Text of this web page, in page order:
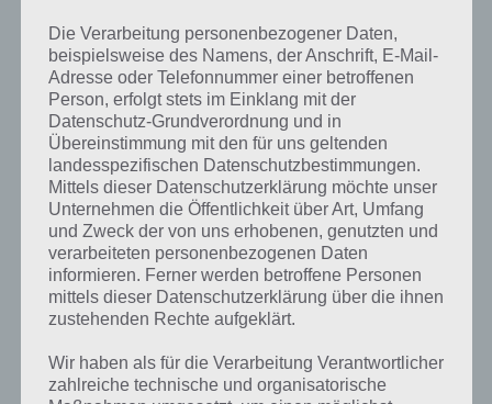
Während man in der einen Spielekategorie wie bei Flow Free zwei
Punkte gleicher Farbe verbinden muss, so gibt es eine Kategorie, wo
man Seile spannen muss, um so Kästchen zu bilden, wo jeweils ein
gelber und roter Ball sich befinden sollen. Oder eine Kategorie, wo
man geometrische Formen so platzieren muss, dass die Figur
ausgefüllt wird.
Man merkt schon die Aufgaben sind sehr unterschiedlich. Während
man einzelne Aufgaben bereits kennt, so gibt es zahlreiche
unbekannte Aufgaben. Was mich vor allem beeindruckt hat, ist die
Schwierigkeit der Level. Schnell man in 4 Stunden lösen ist nicht
möglich. So kommt man sicher auf eine Spielzeit von weit mehr als
24 Stunden, wenn man wirklich gänzlich auf eine Lösung verzichtet.
Fazit: Kaufempfehlung für The Curse
Die Verarbeitung personenbezogener Daten,
beispielsweise des Namens, der Anschrift, E-Mail-
Adresse oder Telefonnummer einer betroffenen
Person, erfolgt stets im Einklang mit der
Datenschutz-Grundverordnung und in
Übereinstimmung mit den für uns geltenden
landesspezifischen Datenschutzbestimmungen.
Mittels dieser Datenschutzerklärung möchte unser
Unternehmen die Öffentlichkeit über Art, Umfang
und Zweck der von uns erhobenen, genutzten und
verarbeiteten personenbezogenen Daten
informieren. Ferner werden betroffene Personen
mittels dieser Datenschutzerklärung über die ihnen
zustehenden Rechte aufgeklärt.
Wir haben als für die Verarbeitung Verantwortlicher
zahlreiche technische und organisatorische